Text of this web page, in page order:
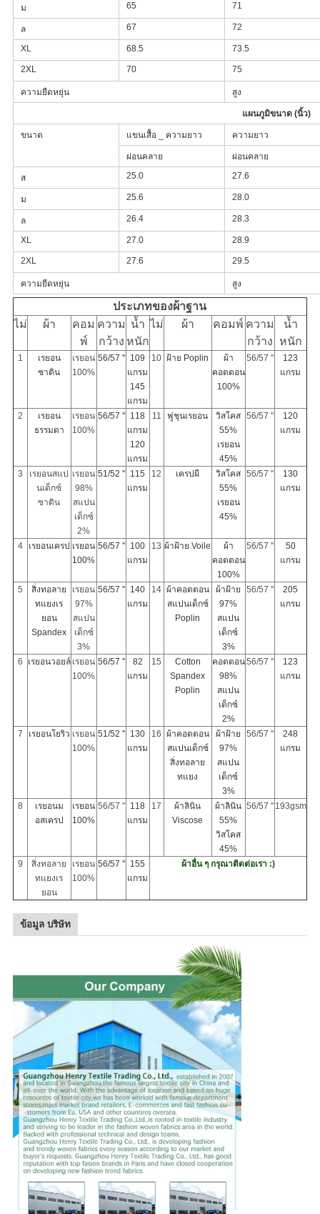
ม 65 71
ล 67 72
XL 68.5 73.5
2XL 70 75
ความยืดหยุ่น สูง
แผนภูมิขนาด (นิ้ว)
ขนาด แขนเสื้อ _ ความยาว ความยาว
ผ่อนคลาย ผ่อนคลาย
ส 25.0 27.6
ม 25.6 28.0
ล 26.4 28.3
XL 27.0 28.9
2XL 27.6 29.5
ความยืดหยุ่น สูง
ประเภทของผ้าฐาน
ไม่
ผ้า
คอม
พ์
ความ
กว้าง
น้ำ
หนัก
ไม่ ผ้า คอมพ์ ความ
กว้าง
น้ำ
หนัก
1
เรยอน
ซาติน
เรยอน
100%
56/57 '' 109
แกรม
145
แกรม
10 ฝ้าย Poplin
ผ้า
คอตตอน
100%
56/57 ''
123
แกรม
2
เรยอน
ธรรมดา
เรยอน
100%
56/57 '' 118
แกรม
120
แกรม
11 ฟูชุนเรยอน
วิสโคส
55%
เรยอน
45%
56/57 ''
120
แกรม
3
เรยอนสแป
นเด็กซ์
ซาติน
เรยอน
98%
สแปน
เด็กซ์
2%
51/52 '' 115
แกรม
12 เครปผี
วิสโคส
55%
เรยอน
45%
56/57 ''
130
แกรม
4 เรยอนเครป เรยอน
100%
56/57 '' 100
แกรม
13 ผ้าฝ้าย Voile
ผ้า
คอตตอน
100%
56/57 ''
50
แกรม
5
สิ่งทอลาย
ทแยงเร
ยอน
Spandex
เรยอน
97%
สแปน
เด็กซ์
3%
56/57 '' 140
แกรม
14 ผ้าคอตตอน
สแปนเด็กซ์
Poplin
ผ้าฝ้าย
97%
สแปน
เด็กซ์
3%
56/57 ''
205
แกรม
6 เรยอนวอยล์ เรยอน
100%
56/57 ''
82
แกรม
15
Cotton
Spandex
Poplin
คอตตอน
98%
สแปน
เด็กซ์
2%
56/57 ''
123
แกรม
7 เรยอนโยริว เรยอน
100%
51/52 '' 130
แกรม
16 ผ้าคอตตอน
สแปนเด็กซ์
สิ่งทอลาย
ทแยง
ผ้าฝ้าย
97%
สแปน
เด็กซ์
3%
56/57 ''
248
แกรม
8
เรยอนม
อสเครป
เรยอน
100%
56/57 '' 118
แกรม
17
ผ้าลินิน
Viscose
ผ้าลินิน
55%
วิสโคส
45%
56/57 '' 193gsm
9
สิ่งทอลาย
ทแยงเร
ยอน
เรยอน
100%
56/57 '' 155
แกรม
ผ้าอื่น ๆ กรุณาติดต่อเรา :)
ข้อมูล บริษัท